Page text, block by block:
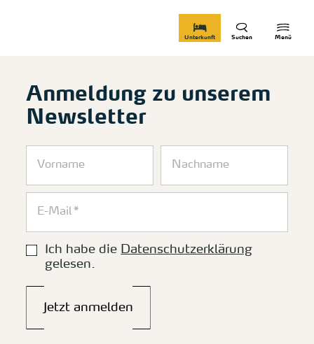
Menü
Suchen
Unterkunft
Anmeldung zu unserem
Newsletter
Ich habe die Datenschutzerklärung
gelesen.
Jetzt anmelden